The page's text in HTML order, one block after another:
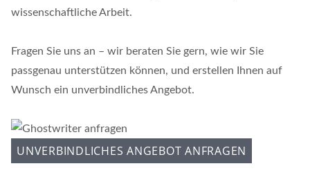
wissenschaftliche Arbeit.
Fragen Sie uns an – wir beraten Sie gern, wie wir Sie
passgenau unterstützen können, und erstellen Ihnen auf
Wunsch ein unverbindliches Angebot.
UNVERBINDLICHES ANGEBOT ANFRAGEN